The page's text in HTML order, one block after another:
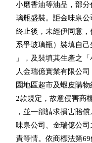
小磨香油等油品，部
璃瓶盛裝。詎金味泉
終止後，未經伊同意
系爭玻璃瓶）裝填自
」，及裝填其生產之
人金瑞億實業有限公
園地區超市及蝦皮購
2款規定，故意侵害
，並一部請求損害賠
味泉公司、金瑞億公
責等情。依商標法第